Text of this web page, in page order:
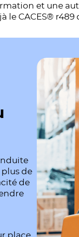
et une
le CACES® r489
plus de
de
place